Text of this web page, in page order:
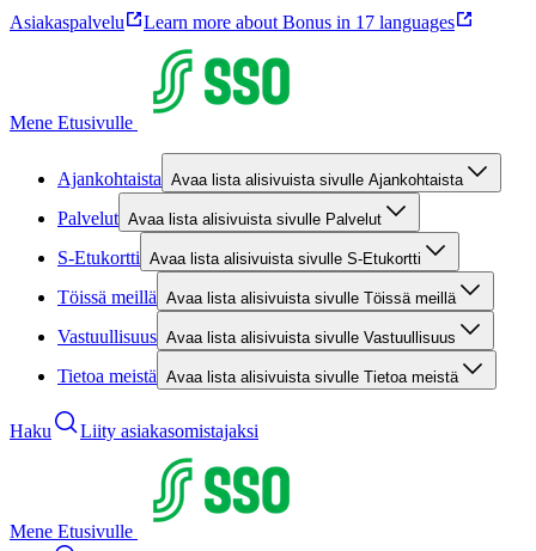
Asiakaspalvelu Learn more about Bonus in 17 languages
Mene Etusivulle
Ajankohtaista Avaa lista alisivuista sivulle Ajankohtaista
Palvelut Avaa lista alisivuista sivulle Palvelut
S-Etukortti Avaa lista alisivuista sivulle S-Etukortti
Töissä meillä Avaa lista alisivuista sivulle Töissä meillä
Vastuullisuus Avaa lista alisivuista sivulle Vastuullisuus
Tietoa meistä Avaa lista alisivuista sivulle Tietoa meistä
Haku Liity asiakasomistajaksi
Mene Etusivulle